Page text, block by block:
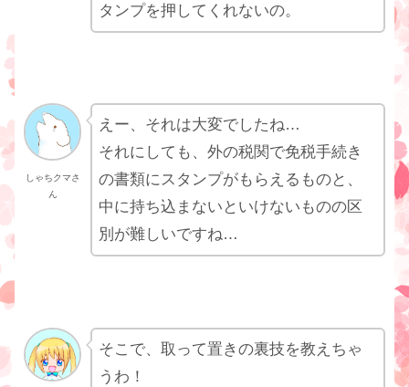
タンプを押してくれないの。
しゃちクマさ
ん
えー、それは大変でしたね…
それにしても、外の税関で免税手続き
の書類にスタンプがもらえるものと、
中に持ち込まないといけないものの区
別が難しいですね…
そこで、取って置きの裏技を教えちゃ
うわ！